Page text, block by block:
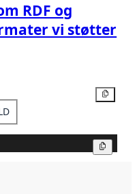
RDF og
vi støtter